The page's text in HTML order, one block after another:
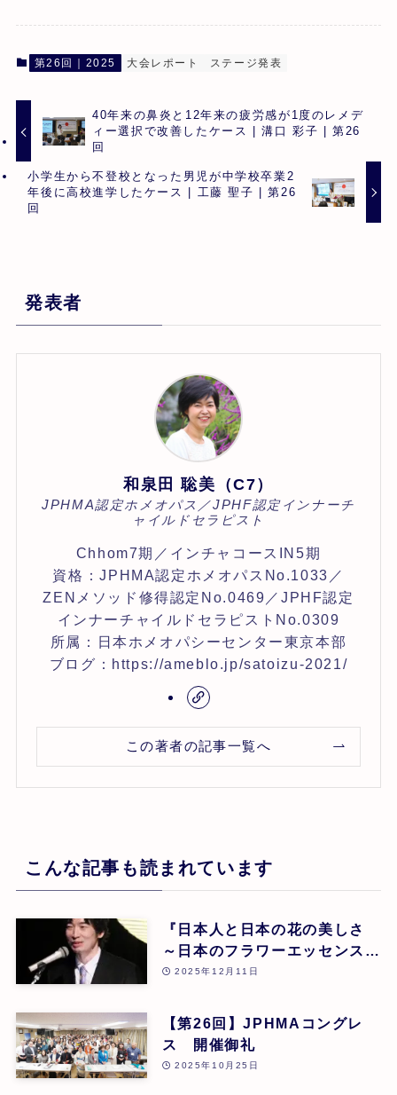
第26回｜2025 大会レポート ステージ発表
40年来の鼻炎と12年来の疲労感が1度のレメデ
ィー選択で改善したケース | 溝口 彩子 | 第26
回
小学生から不登校となった男児が中学校卒業2
年後に高校進学したケース | 工藤 聖子 | 第26
回
発表者
和泉田 聡美（C7）
JPHMA認定ホメオパス／JPHF認定インナーチ
ャイルドセラピスト
Chhom7期／インチャコースIN5期
資格：JPHMA認定ホメオパスNo.1033／
ZENメソッド修得認定No.0469／JPHF認定
インナーチャイルドセラピストNo.0309
所属：日本ホメオパシーセンター東京本部
ブログ：https://ameblo.jp/satoizu-2021/
この著者の記事一覧へ
こんな記事も読まれています
『日本人と日本の花の美しさ
～日本のフラワーエッセンスに
よる癒し』 東 昭史
2025年12月11日
【第26回】JPHMAコングレ
ス 開催御礼
2025年10月25日